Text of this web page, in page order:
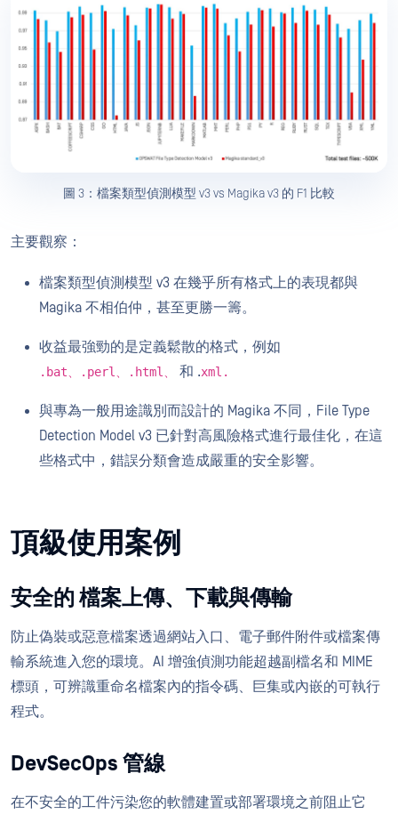
圖 3：檔案類型偵測模型 v3 vs Magika v3 的 F1 比較
主要觀察：
檔案類型偵測模型 v3 在幾乎所有格式上的表現都與
Magika 不相伯仲，甚至更勝一籌。
收益最強勁的是定義鬆散的格式，例如
.bat、.perl、.html、 和 .xml.
與專為一般用途識別而設計的 Magika 不同，File Type
Detection Model v3 已針對高風險格式進行最佳化，在這
些格式中，錯誤分類會造成嚴重的安全影響。
頂級使用案例
安全的 檔案上傳、下載與傳輸
防止偽裝或惡意檔案透過網站入口、電子郵件附件或檔案傳
輸系統進入您的環境。AI 增強偵測功能超越副檔名和 MIME
標頭，可辨識重命名檔案內的指令碼、巨集或內嵌的可執行
程式。
DevSecOps 管線
在不安全的工件污染您的軟體建置或部署環境之前阻止它